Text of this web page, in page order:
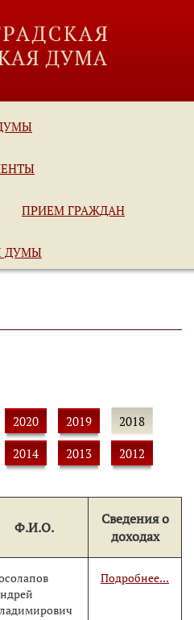
ПРИЕМ ГРАЖДАН
ДУМЫ
2020 2019
2018
2014 2013 2012
Ф.И.О.
Сведения о
доходах
Подробнее...